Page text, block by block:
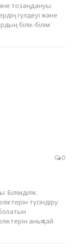
тозаңдануы.
гүлдеуі және
білік-білім
0
түсіндіру.
анықтай